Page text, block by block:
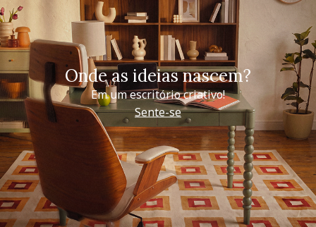
Onde as ideias nascem?
Em um escritório criativo!
Sente-se